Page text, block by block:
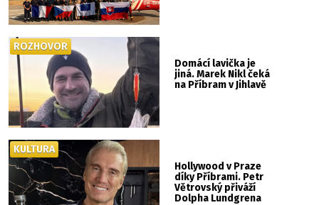
Domácí lavička je
jiná. Marek Nikl čeká
na Příbram v Jihlavě
ROZHOVOR
Hollywood v Praze
díky Příbrami. Petr
Větrovský přiváží
Dolpha Lundgrena
KULTURA